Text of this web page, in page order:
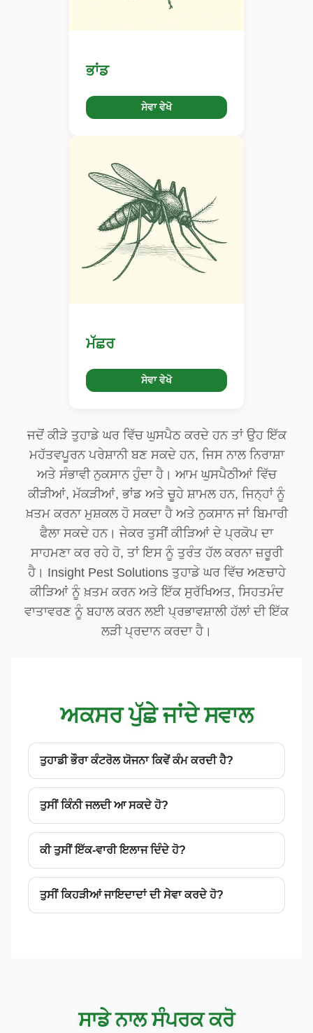
ਭਾਂਡ
ਸੇਵਾ ਵੇਖੋ
ਮੱਛਰ
ਸੇਵਾ ਵੇਖੋ
ਜਦੋਂ ਕੀੜੇ ਤੁਹਾਡੇ ਘਰ ਵਿੱਚ ਘੁਸਪੈਠ ਕਰਦੇ ਹਨ ਤਾਂ ਉਹ ਇੱਕ
ਮਹੱਤਵਪੂਰਨ ਪਰੇਸ਼ਾਨੀ ਬਣ ਸਕਦੇ ਹਨ, ਜਿਸ ਨਾਲ ਨਿਰਾਸ਼ਾ
ਅਤੇ ਸੰਭਾਵੀ ਨੁਕਸਾਨ ਹੁੰਦਾ ਹੈ। ਆਮ ਘੁਸਪੈਠੀਆਂ ਵਿੱਚ
ਕੀੜੀਆਂ, ਮੱਕੜੀਆਂ, ਭਾਂਡ ਅਤੇ ਚੂਹੇ ਸ਼ਾਮਲ ਹਨ, ਜਿਨ੍ਹਾਂ ਨੂੰ
ਖ਼ਤਮ ਕਰਨਾ ਮੁਸ਼ਕਲ ਹੋ ਸਕਦਾ ਹੈ ਅਤੇ ਨੁਕਸਾਨ ਜਾਂ ਬਿਮਾਰੀ
ਫੈਲਾ ਸਕਦੇ ਹਨ। ਜੇਕਰ ਤੁਸੀਂ ਕੀੜਿਆਂ ਦੇ ਪ੍ਰਕੋਪ ਦਾ
ਸਾਹਮਣਾ ਕਰ ਰਹੇ ਹੋ, ਤਾਂ ਇਸ ਨੂੰ ਤੁਰੰਤ ਹੱਲ ਕਰਨਾ ਜ਼ਰੂਰੀ
ਹੈ। Insight Pest Solutions ਤੁਹਾਡੇ ਘਰ ਵਿੱਚ ਅਣਚਾਹੇ
ਕੀੜਿਆਂ ਨੂੰ ਖ਼ਤਮ ਕਰਨ ਅਤੇ ਇੱਕ ਸੁਰੱਖਿਅਤ, ਸਿਹਤਮੰਦ
ਵਾਤਾਵਰਣ ਨੂੰ ਬਹਾਲ ਕਰਨ ਲਈ ਪ੍ਰਭਾਵਸ਼ਾਲੀ ਹੱਲਾਂ ਦੀ ਇੱਕ
ਲੜੀ ਪ੍ਰਦਾਨ ਕਰਦਾ ਹੈ।
ਅਕਸਰ ਪੁੱਛੇ ਜਾਂਦੇ ਸਵਾਲ
ਤੁਹਾਡੀ ਭੌਰਾ ਕੰਟਰੋਲ ਯੋਜਨਾ ਕਿਵੇਂ ਕੰਮ ਕਰਦੀ ਹੈ?
ਤੁਸੀਂ ਕਿੰਨੀ ਜਲਦੀ ਆ ਸਕਦੇ ਹੋ?
ਕੀ ਤੁਸੀਂ ਇੱਕ-ਵਾਰੀ ਇਲਾਜ ਦਿੰਦੇ ਹੋ?
ਤੁਸੀਂ ਕਿਹੜੀਆਂ ਜਾਇਦਾਦਾਂ ਦੀ ਸੇਵਾ ਕਰਦੇ ਹੋ?
ਸਾਡੇ ਨਾਲ ਸੰਪਰਕ ਕਰੋ